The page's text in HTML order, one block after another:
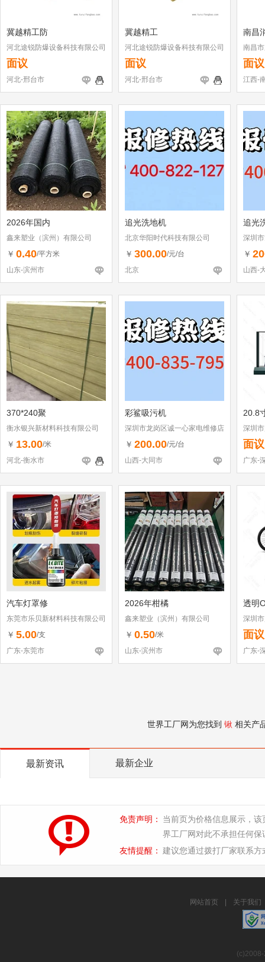
冀越精工防
河北途锐防爆设备科技有限公司
面议
河北-邢台市
冀越精工
河北途锐防爆设备科技有限公司
面议
河北-邢台市
南昌
南昌
面议
江西-
2026年国内
鑫来塑业（滨州）有限公司
￥ 0.40/平方米
山东-滨州市
追光洗地机
北京华阳时代科技有限公司
￥ 300.00/元/台
北京
追光
深圳
（个
￥
山西-
370*240聚
衡水银兴新材料科技有限公司
￥ 13.00/米
河北-衡水市
彩鲨吸污机
深圳市龙岗区诚一心家电维修店
（个体工商户）
￥ 200.00/元/台
山西-大同市
20.8
深圳
面议
广东-
汽车灯罩修
东莞市乐贝新材料科技有限公司
￥ 5.00/支
广东-东莞市
2026年柑橘
鑫来塑业（滨州）有限公司
￥ 0.50/米
山东-滨州市
透明
深圳
面议
广东-
世界工厂网为您找到 锹 相关产
最新资讯 最新企业
免责声明：
当前页为价格信息展示，
界工厂网对此不承担任何保
友情提醒： 建议您通过拨打厂家联系
网站首页 关于我们